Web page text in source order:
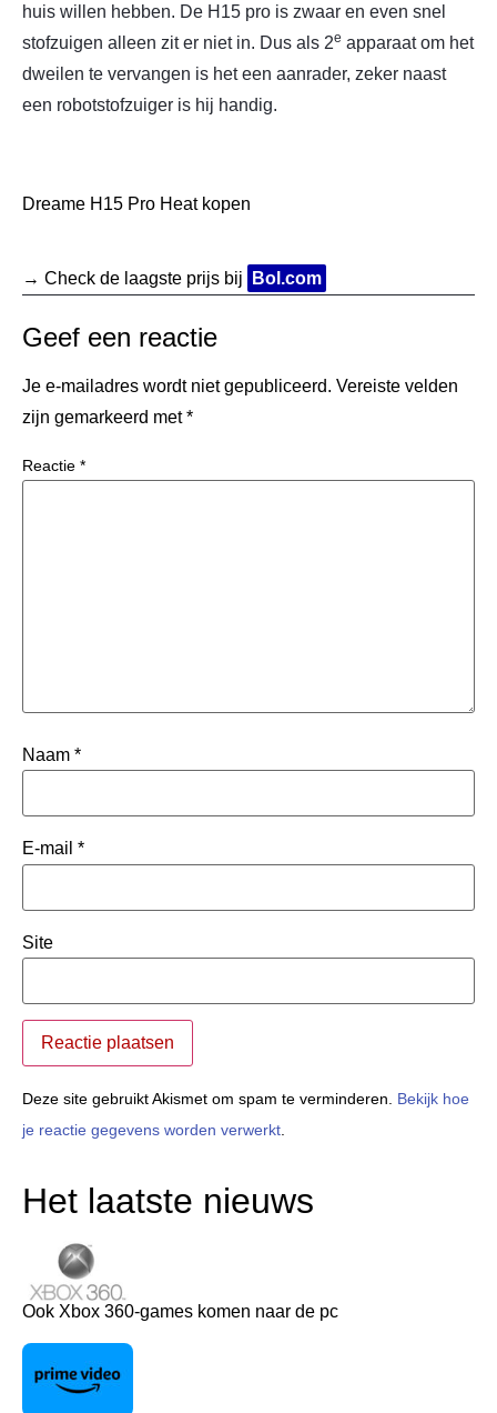
huis willen hebben. De H15 pro is zwaar en even snel
stofzuigen alleen zit er niet in. Dus als 2e apparaat om het
dweilen te vervangen is het een aanrader, zeker naast
een robotstofzuiger is hij handig.
Dreame H15 Pro Heat kopen
→ Check de laagste prijs bij Bol.com
Geef een reactie
Je e-mailadres wordt niet gepubliceerd. Vereiste velden
zijn gemarkeerd met*
Reactie *
Naam *
E-mail *
Site
Deze site gebruikt Akismet om spam te verminderen. Bekijk hoe
je reactie gegevens worden verwerkt
Het laatste nieuws
Ook Xbox 360-games komen naar de pc